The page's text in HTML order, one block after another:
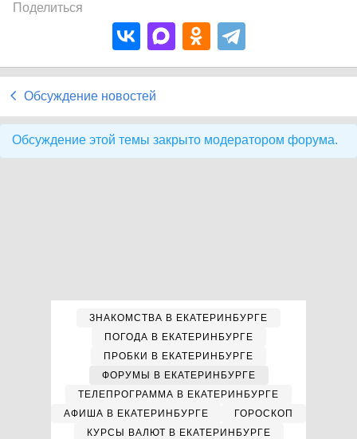
Поделиться
Обсуждение новостей
Обсуждение этой темы закрыто модератором форума.
ЗНАКОМСТВА В ЕКАТЕРИНБУРГЕ
ПОГОДА В ЕКАТЕРИНБУРГЕ
ПРОБКИ В ЕКАТЕРИНБУРГЕ
ФОРУМЫ В ЕКАТЕРИНБУРГЕ
ТЕЛЕПРОГРАММА В ЕКАТЕРИНБУРГЕ
АФИША В ЕКАТЕРИНБУРГЕ
ГОРОСКОП
КУРСЫ ВАЛЮТ В ЕКАТЕРИНБУРГЕ